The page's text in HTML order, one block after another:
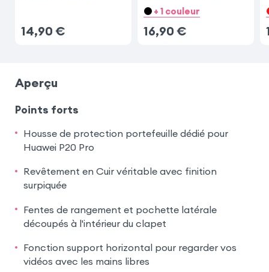
14,90 €
+ 1 couleur
16,90 €
Aperçu
Points forts
Housse de protection portefeuille dédié pour
Huawei P20 Pro
Revêtement en Cuir véritable avec finition
surpiquée
Fentes de rangement et pochette latérale
découpés à l'intérieur du clapet
Fonction support horizontal pour regarder vos
vidéos avec les mains libres